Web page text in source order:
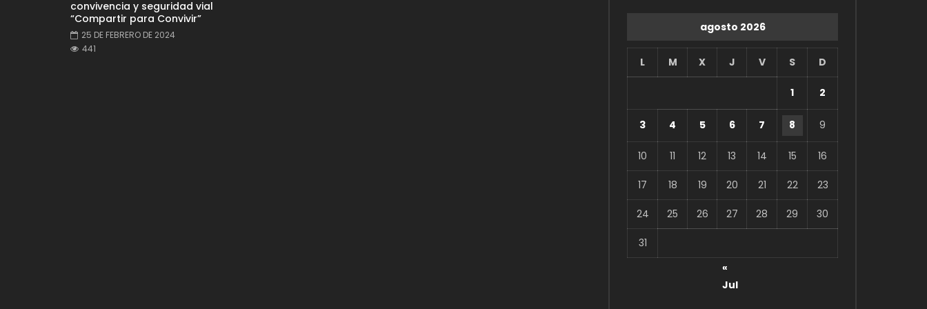
convivencia y seguridad vial
“Compartir para Convivir”
25 DE FEBRERO DE 2024
441
agosto 2026
L M X J V S D
1 2
3 4 5 6 7 8 9
10 11 12 13 14 15 16
17 18 19 20 21 22 23
24 25 26 27 28 29 30
31
«
Jul